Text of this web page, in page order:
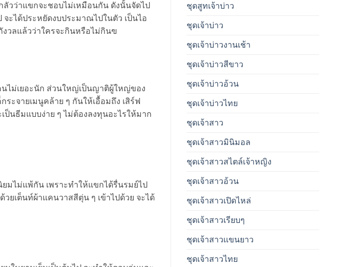
ลัวว่าแขกจะชอบไม่เหมือนกัน ดังนั้นจัดไป
จะได้ประหยัดงบประมาณไปในตัว เป็นไอ
วลแล้วว่าใครจะกินหรือไม่กินฃ
ไม่เยอะนัก ส่วนใหญ่เป็นญาติผู้ใหญ่ของ
ะจายเมนูคล้าย ๆ กันให้เอื้อมถึง เสิร์ฟ
นธีมแบบง่าย ๆ ไม่ต้องลงทุนอะไรให้มาก
มไม่แพ้กัน เพราะทำให้แขกได้รื่นรมย์ไป
เต็นท์ผ้าแคนวาสสีตุ่น ๆ เข้าไปด้วย จะได้
ชุดสูทเจ้าบ่าว
ชุดเจ้าบ่าว
ชุดเจ้าบ่าวงานเช้า
ชุดเจ้าบ่าวสีขาว
ชุดเจ้าบ่าวอ้วน
ชุดเจ้าบ่าวไทย
ชุดเจ้าสาว
ชุดเจ้าสาวมินิมอล
ชุดเจ้าสาวสไตล์เจ้าหญิง
ชุดเจ้าสาวอ้วน
ชุดเจ้าสาวเปิดไหล่
ชุดเจ้าสาวเรียบๆ
ชุดเจ้าสาวเเขนยาว
ชุดเจ้าสาวไทย